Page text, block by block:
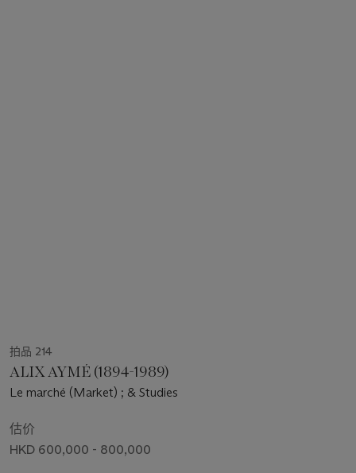
拍品 214
ALIX AYMÉ (1894-1989)
Le marché (Market) ; & Studies
估价
HKD 600,000 - 800,000